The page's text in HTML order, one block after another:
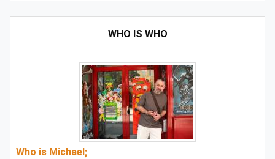
WHO IS WHO
Who is Michael;